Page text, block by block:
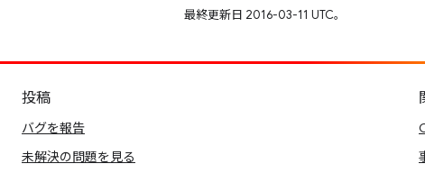
最終更新日 2016-03-11 UTC。
投稿
バグを報告
未解決の問題を見る